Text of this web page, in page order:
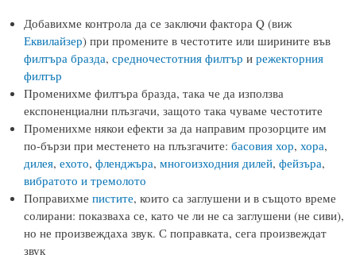
Добавихме контрола да се заключи фактора Q (виж
Еквилайзер) при промените в честотите или ширините във
филтъра бразда, средночестотния филтър и режекторния
филтър
Променихме филтъра бразда, така че да използва
експоненциални плъзгачи, защото така чуваме честотите
Променихме някои ефекти за да направим прозорците им
по-бързи при местенето на плъзгачите: басовия хор, хора,
дилея, ехото, фленджъра, многоизходния дилей, фейзъра,
вибратото и тремолото
Поправихме пистите, които са заглушени и в същото време
солирани: показваха се, като че ли не са заглушени (не сиви),
но не произвеждаха звук. С поправката, сега произвеждат
звук